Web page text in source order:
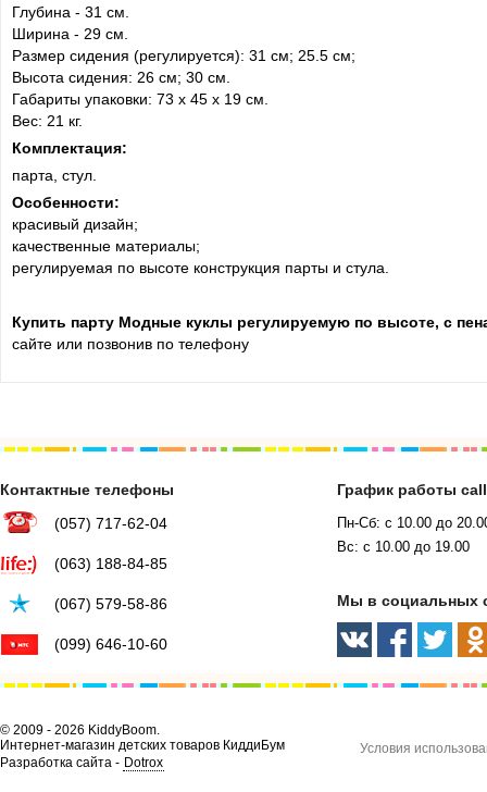
Глубина - 31 см.
Ширина - 29 см.
Размер сидения (регулируется): 31 см; 25.5 cм;
Высота сидения: 26 см; 30 см.
Габариты упаковки: 73 х 45 х 19 см.
Вес: 21 кг.
Комплектация:
парта, стул.
Особенности:
красивый дизайн;
качественные материалы;
регулируемая по высоте конструкция парты и стула.
Купить парту Модные куклы регулируемую по высоте, с
сайте или позвонив по телефону
Контактные телефоны
(057) 717-62-04
(063) 188-84-85
(067) 579-58-86
(099) 646-10-60
График работы
Пн-Сб: с 10.00 до
Вс: с 10.00 до 19.00
Мы в социальных
© 2009 - 2026 KiddyBoom.
Интернет-магазин детских товаров КиддиБум
Разработка сайта - Dotrox
Условия